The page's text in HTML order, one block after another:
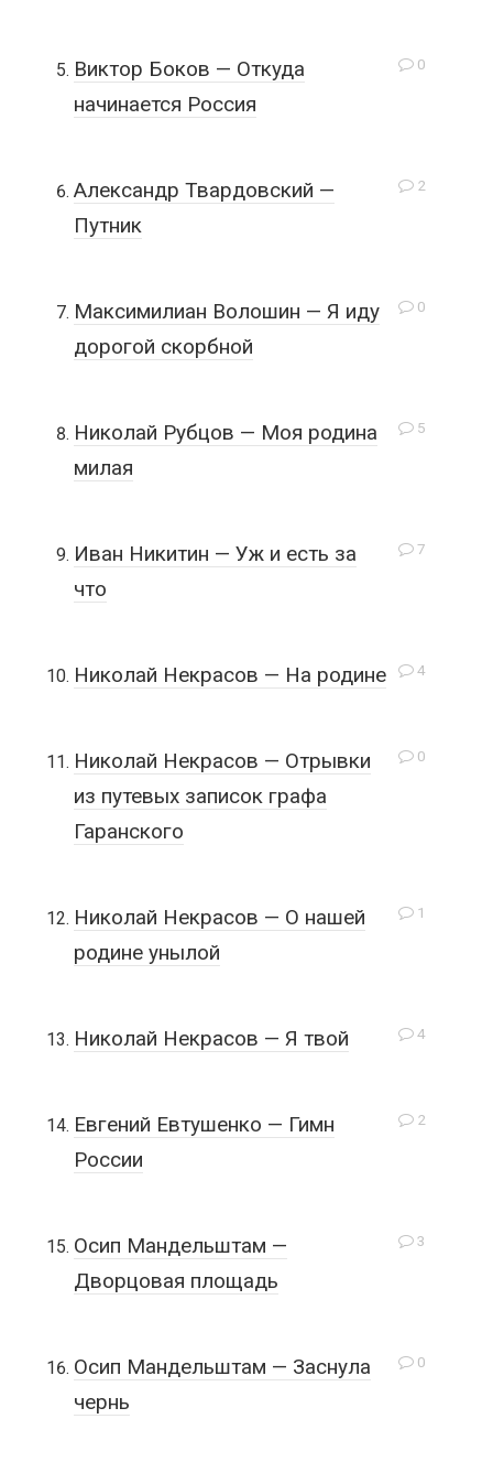
0
Виктор Боков — Откуда
начинается Россия
2
Александр Твардовский —
Путник
0
Максимилиан Волошин — Я иду
дорогой скорбной
5
Николай Рубцов — Моя родина
милая
7
Иван Никитин — Уж и есть за
что
4
Николай Некрасов — На родине
0
Николай Некрасов — Отрывки
из путевых записок графа
Гаранского
1
Николай Некрасов — О нашей
родине унылой
4
Николай Некрасов — Я твой
2
Евгений Евтушенко — Гимн
России
3
Осип Мандельштам —
Дворцовая площадь
0
Осип Мандельштам — Заснула
чернь